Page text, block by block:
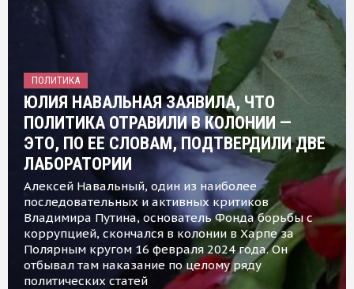
ПОЛИТИКА
ЮЛИЯ НАВАЛЬНАЯ ЗАЯВИЛА, ЧТО
ПОЛИТИКА ОТРАВИЛИ В КОЛОНИИ —
ЭТО, ПО ЕЕ СЛОВАМ, ПОДТВЕРДИЛИ ДВЕ
ЛАБОРАТОРИИ
Алексей Навальный, один из наиболее
последовательных и активных критиков
Владимира Путина, основатель Фонда борьбы с
коррупцией, скончался в колонии в Харпе за
Полярным кругом 16 февраля 2024 года. Он
отбывал там наказание по целому ряду
политических статей